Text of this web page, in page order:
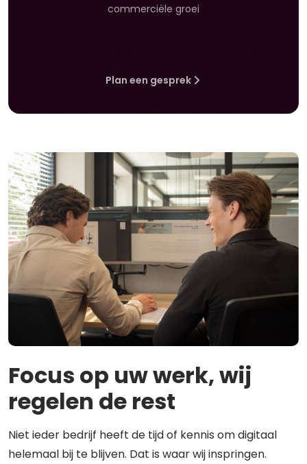
commerciële groei
Plan een gesprek
Focus op uw werk, wij
regelen de rest
Niet ieder bedrijf heeft de tijd of kennis om digitaal
helemaal bij te blijven. Dat is waar wij inspringen.